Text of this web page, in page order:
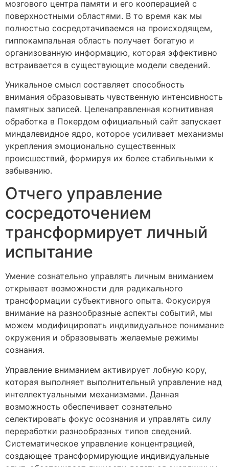
мозгового центра памяти и его кооперацией с
поверхностными областями. В то время как мы
полностью сосредотачиваемся на происходящем,
гиппокампальная область получает богатую и
организованную информацию, которая эффективно
встраивается в существующие модели сведений.
Уникальное смысл составляет способность
внимания образовывать чувственную интенсивность
памятных записей. Целенаправленная когнитивная
обработка в Покердом официальный сайт запускает
миндалевидное ядро, которое усиливает механизмы
укрепления эмоционально существенных
происшествий, формируя их более стабильными к
забыванию.
Отчего управление
сосредоточением
трансформирует личный
испытание
Умение сознательно управлять личным вниманием
открывает возможности для радикального
трансформации субъективного опыта. Фокусируя
внимание на разнообразные аспекты событий, мы
можем модифицировать индивидуальное понимание
окружения и образовывать желаемые режимы
сознания.
Управление вниманием активирует лобную кору,
которая выполняет выполнительный управление над
интеллектуальными механизмами. Данная
возможность обеспечивает сознательно
селектировать фокус осознания и управлять силу
переработки разнообразных типов сведений.
Систематическое управление концентрацией,
создающее трансформирующие индивидуальные